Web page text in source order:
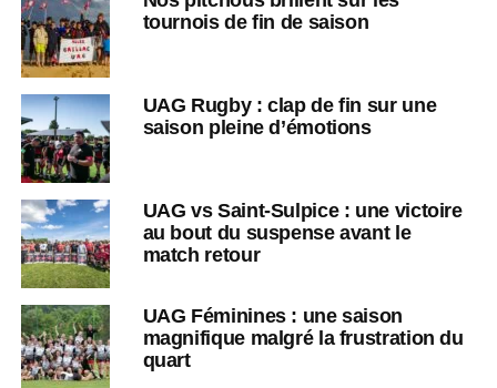
tournois de fin de saison
UAG Rugby : clap de fin sur une
saison pleine d’émotions
UAG vs Saint-Sulpice : une victoire
au bout du suspense avant le
match retour
UAG Féminines : une saison
magnifique malgré la frustration du
quart